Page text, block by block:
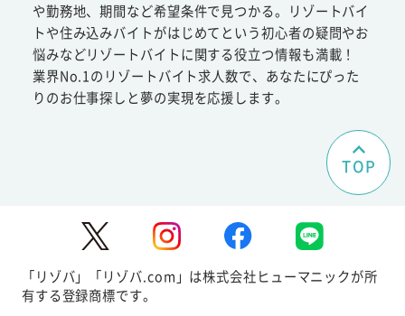
や勤務地、期間など希望条件で見つかる。リゾートバイ
トや住み込みバイトがはじめてという初心者の疑問やお
悩みなどリゾートバイトに関する役立つ情報も満載！
業界No.1のリゾートバイト求人数で、あなたにぴった
りのお仕事探しと夢の実現を応援します。
TOP
「リゾバ」「リゾバ.com」は株式会社ヒューマニックが所
有する登録商標です。